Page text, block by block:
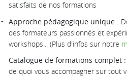
satisfaits de nos formations
Approche pédagogique unique :
des formateurs passionnés et
workshops... (Plus d'infos sur notre
Catalogue de formations complet :
de quoi vous accompagner sur tout